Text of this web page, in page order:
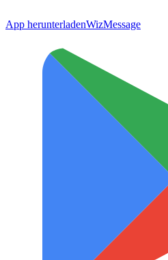
App herunterladenWizMessage